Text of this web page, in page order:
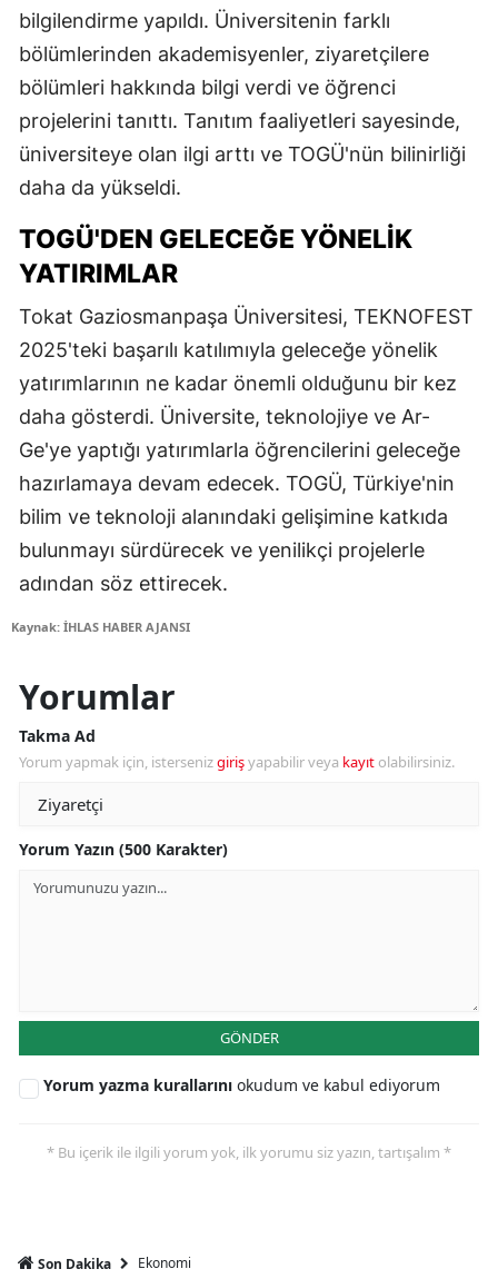
bilgilendirme yapıldı. Üniversitenin farklı
bölümlerinden akademisyenler, ziyaretçilere
bölümleri hakkında bilgi verdi ve öğrenci
projelerini tanıttı. Tanıtım faaliyetleri sayesinde,
üniversiteye olan ilgi arttı ve TOGÜ'nün bilinirliği
daha da yükseldi.
TOGÜ'DEN GELECEĞE YÖNELIK
YATIRIMLAR
Tokat Gaziosmanpaşa Üniversitesi, TEKNOFEST
2025'teki başarılı katılımıyla geleceğe yönelik
yatırımlarının ne kadar önemli olduğunu bir kez
daha gösterdi. Üniversite, teknolojiye ve Ar-
Ge'ye yaptığı yatırımlarla öğrencilerini geleceğe
hazırlamaya devam edecek. TOGÜ, Türkiye'nin
bilim ve teknoloji alanındaki gelişimine katkıda
bulunmayı sürdürecek ve yenilikçi projelerle
adından söz ettirecek.
Kaynak: İHLAS HABER AJANSI
Yorumlar
Takma Ad
Yorum yapmak için, istersenizgirişyapabilir veya kayıt olabilirsiniz.
Yorum Yazın (500 Karakter)
GÖNDER
Yorum yazma kurallarını okudum ve kabul ediyorum
* Bu içerik ile ilgili yorum yok, ilk yorumu siz yazın, tartışalım *
Son Dakika Ekonomi